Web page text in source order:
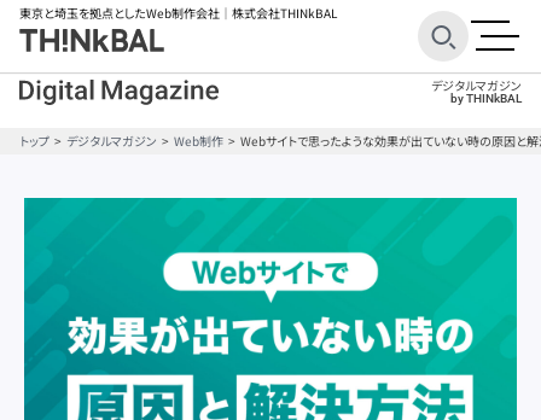
東京と埼玉を拠点としたWeb制作会社 ｜株式会社THINkBAL
デジタルマガジン
by THINkBAL
ECサイト Googleアナリティクス
Webデザイン
WordPress
オウンドメディア
キャンペーンサイト
コーポレートサイト
コンテンツ制作
サービスサイト
サイトコンセプト
サイトレイアウト
サイト分析ツール
ECサイト Googleアナリティクス
Webデザイン
WordPress
オウンドメディア
キャンペーンサイト
コーポレートサイト
コンテンツ制作
サービスサイト
サイトコンセプト
サイトレイアウト
サイト分析ツール
トップ デジタルマガジン Web制作 Webサイトで思ったような効果が出ていない時の原因と